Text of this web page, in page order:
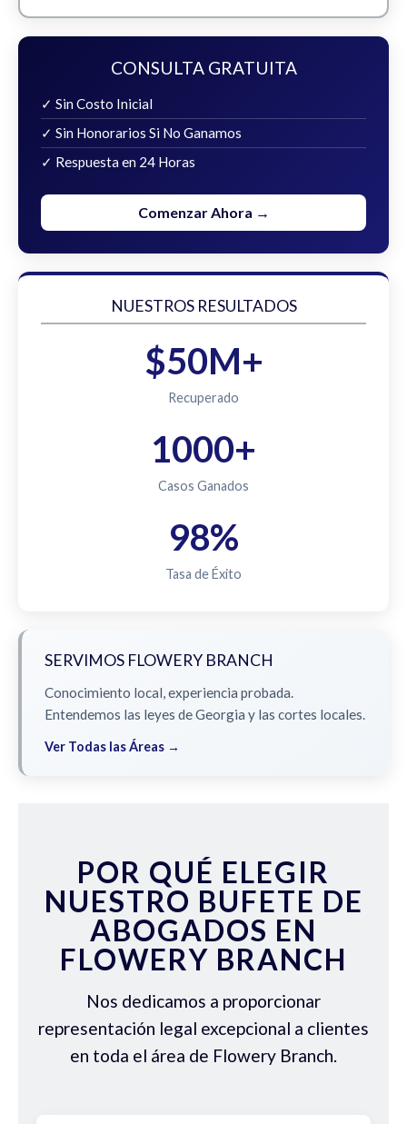
CONSULTA GRATUITA
✓ Sin Costo Inicial
✓ Sin Honorarios Si No Ganamos
✓ Respuesta en 24 Horas
Comenzar Ahora →
NUESTROS RESULTADOS
$50M+
Recuperado
1000+
Casos Ganados
98%
Tasa de Éxito
SERVIMOS FLOWERY BRANCH
Conocimiento local, experiencia probada.
Entendemos las leyes de Georgia y las cortes locales.
Ver Todas las Áreas →
POR QUÉ ELEGIR
NUESTRO BUFETE DE
ABOGADOS EN
FLOWERY BRANCH
Nos dedicamos a proporcionar
representación legal excepcional a clientes
en toda el área de Flowery Branch.